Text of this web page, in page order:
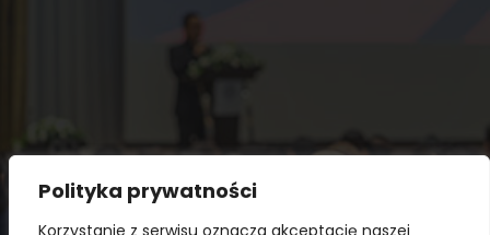
Polityka prywatności
Korzystanie z serwisu oznacza akceptację naszej